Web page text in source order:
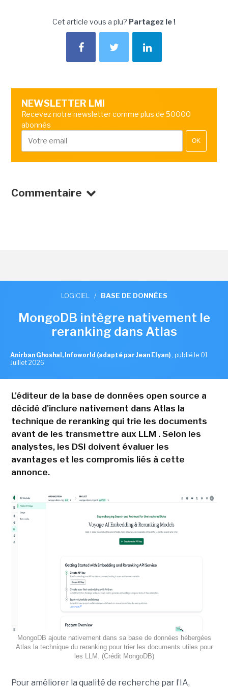
Cet article vous a plu? Partagez le !
NEWSLETTER LMI
Recevez notre newsletter comme plus de 50000
abonnés
OK
Commentaire
LOGICIEL / BASE DE DONNÉES
MongoDB intègre nativement le
reranking dans Atlas
Anirban Ghoshal, Infoworld (adapté par Jean Elyan) , publié le 01
Juillet 2026
L'éditeur de la base de données open source a
décidé d'inclure nativement dans Atlas la
technique de reranking qui trie les documents
avant de les transmettre aux LLM . Selon les
analystes, les DSI doivent évaluer les
avantages et les compromis liés à cette
annonce.
MongoDB ajoute nativement dans sa base de données hébergées
Atlas la technique du reranking pour trier les documents utiles pour
les LLM. (Crédit MongoDB)
Pour améliorer la qualité de recherche par l’IA,